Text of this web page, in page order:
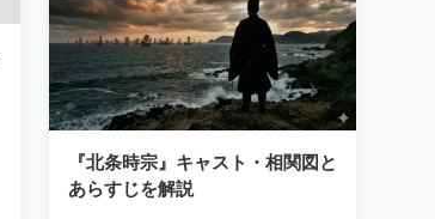
『北条時宗』キャスト・相関図と
あらすじを解説